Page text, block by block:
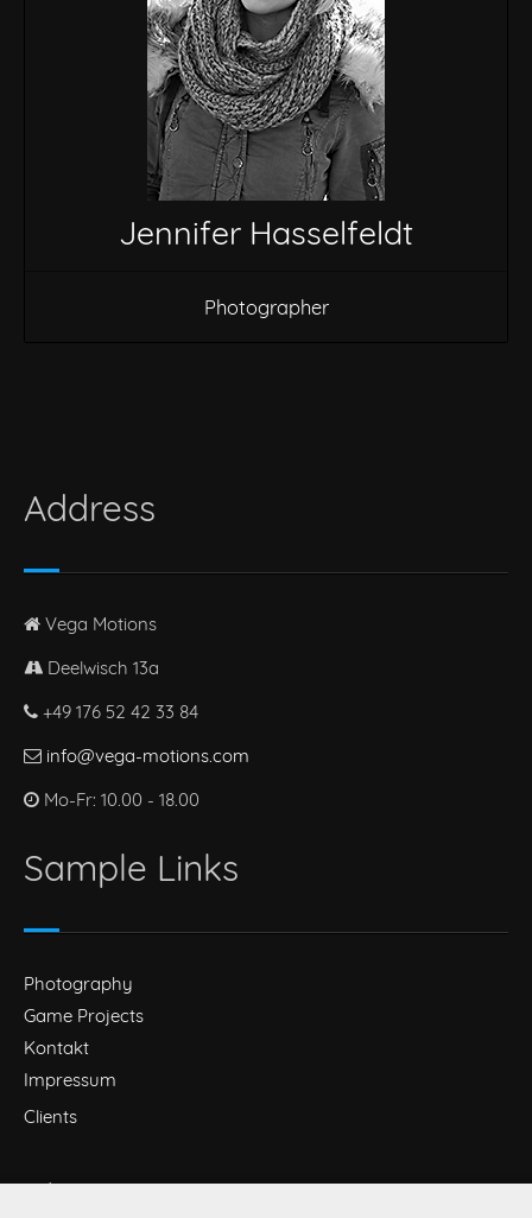
Jennifer Hasselfeldt
Photographer
Address
Vega Motions
Deelwisch 13a
+49 176 52 42 33 84
info@vega-motions.com
Mo-Fr: 10.00 - 18.00
Sample Links
Photography
Game Projects
Kontakt
Impressum
Clients
About us!